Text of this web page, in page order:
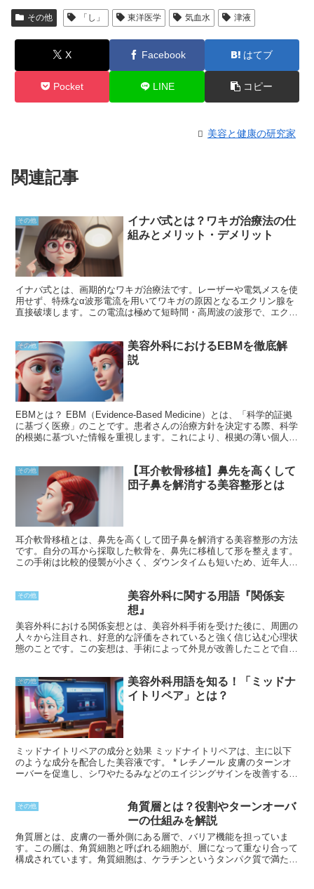
その他 「し」 東洋医学 気血水 津液
X Facebook はてブ
Pocket LINE コピー
美容と健康の研究家
関連記事
その他
イナバ式とは？ワキガ治療法の仕
組みとメリット・デメリット
イナバ式とは、画期的なワキガ治療法です。レーザーや電気メスを使
用せず、特殊なα波形電流を用いてワキガの原因となるエクリン腺を
直接破壊します。この電流は極めて短時間・高周波の波形で、エクリ
その他
美容外科におけるEBMを徹底解
説
EBMとは？ EBM（Evidence-Based Medicine）とは、「科学的証拠
に基づく医療」のことです。患者さんの治療方針を決定する際、科学
的根拠に基づいた情報を重視します。これにより、根拠の薄い個人的
つ安全な治療へのアクセスを向上させます。
その他
【耳介軟骨移植】鼻先を高くして
団子鼻を解消する美容整形とは
耳介軟骨移植とは、鼻先を高くして団子鼻を解消する美容整形の方法
です。自分の耳から採取した軟骨を、鼻先に移植して形を整えます。
この手術は比較的侵襲が小さく、ダウンタイムも短いため、近年人気
ることができます。また、耳介軟骨は鼻の組織と相性が良いため、拒
絶反応が起こりにくいというメリットがあります。
その他
美容外科に関する用語『関係妄
想』
美容外科における関係妄想とは、美容外科手術を受けた後に、周囲の
人々から注目され、好意的な評価をされていると強く信じ込む心理状
態のことです。この妄想は、手術によって外見が改善したことで自尊
みであり、周囲の人々との関係を歪めてしまう可能性があります。
その他
美容外科用語を知る！「ミッドナ
イトリペア」とは？
ミッドナイトリペアの成分と効果 ミッドナイトリペアは、主に以下
のような成分を配合した美容液です。 * レチノール 皮膚のターンオ
ーバーを促進し、シワやたるみなどのエイジングサインを改善する。
弾力性を保つ。 これら成分の働きにより、ミッドナイトリペアは、
肌のターンオーバーを促進し、古い角質を除去することで、肌のくす
みやごわつきを改善します。さらに、エイジングサインを軽減し、抗
酸化作用で肌の炎症を抑え、ハリと弾力性を保ちます。
その他
角質層とは？役割やターンオーバ
ーの仕組みを解説
角質層とは、皮膚の一番外側にある層で、バリア機能を担っていま
す。この層は、角質細胞と呼ばれる細胞が、層になって重なり合って
構成されています。角質細胞は、ケラチンというタンパク質で満たさ